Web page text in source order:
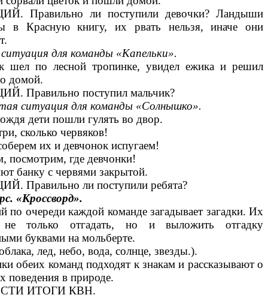
Правильно ли поступили девочки? Ландыши
в Красную книгу, их рвать нельзя, иначе они
для команды «Капельки».
шел по лесной тропинке, увидел ежика и решил
домой.
Правильно поступил мальчик?
ситуация для команды «Солнышко».
дети пошли гулять во двор.
сколько червяков!
их и девчонок испугаем!
посмотрим, где девчонки!
банку с червями закрытой.
Правильно ли поступили ребята?
«Кроссворд».
по очереди каждой команде загадывает загадки. Их
только отгадать, но и выложить отгадку
буквами на мольберте.
лед, небо, вода, солнце, звезды.).
обеих команд подходят к знакам и рассказывают о
поведения в природе.
ИТОГИ КВН.